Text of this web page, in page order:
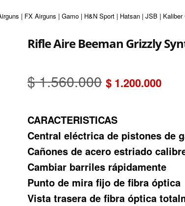
FX Airguns | Gamo | H&N Sport | Hatsan | JSB | Kaliber
Rifle Aire Beeman Grizzly
$1.560.000El
original
era:
$ 1.560.000.
$ 1.200.000El
es:
$
CARACTERISTICAS
Central eléctrica de pistones de
Cañones de acero estriado
Cambiar barriles rápidamente
Punto de mira fijo de fibra óptica
Vista trasera de fibra óptica